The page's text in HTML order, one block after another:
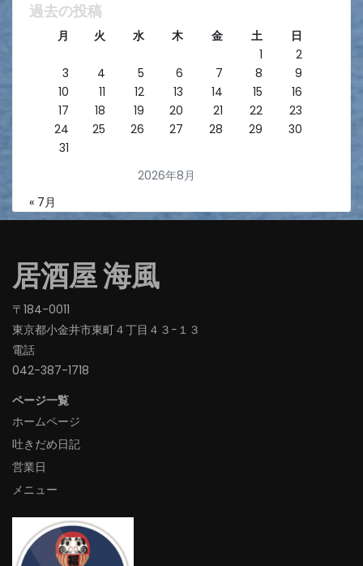
過去の投稿
2026年8月
月 火 水 木 金 土
日
1
2
3
4 5 6 7 8
9
10
11 12 13 14 15
16
17
18 19 20 21 22
23
24
25 26 27 28 29
30
31
« 7月
居酒屋 海風
〒184-0011
東京都小金井市東町４丁目４３−１３
電話
042-387-1718‬
ページ一覧
ホームページ
吐きだめ日記
営業日
メニュー